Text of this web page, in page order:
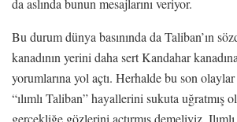
da aslında bunun mesajlarını veriyor.
Bu durum dünya basınında da Taliban’ın
kanadının yerini daha sert Kandahar kanadına
yorumlarına yol açtı. Herhalde bu son olaylar
“ılımlı Taliban” hayallerini sukuta uğratmış
gerçekliğe gözlerini açtırmış demeliyiz.